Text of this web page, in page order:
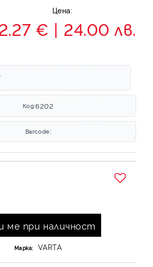
Цена:
€ 24.00 лв.
Код:6202
Barcode:
ме при наличност
Марка: VARTA